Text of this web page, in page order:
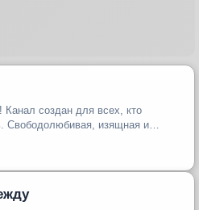
Канал создан для всех, кто
Свободолюбивая, изящная и
неоспоримы...